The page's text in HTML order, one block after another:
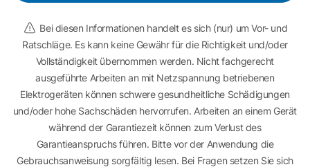
Bei diesen Informationen handelt es sich (nur) um Vor- und
Ratschläge. Es kann keine Gewähr für die Richtigkeit und/oder
Vollständigkeit übernommen werden. Nicht fachgerecht
ausgeführte Arbeiten an mit Netzspannung betriebenen
Elektrogeräten können schwere gesundheitliche Schädigungen
und/oder hohe Sachschäden hervorrufen. Arbeiten an einem Gerät
während der Garantiezeit können zum Verlust des
Garantieanspruchs führen. Bitte vor der Anwendung die
Gebrauchsanweisung sorgfältig lesen. Bei Fragen setzen Sie sich